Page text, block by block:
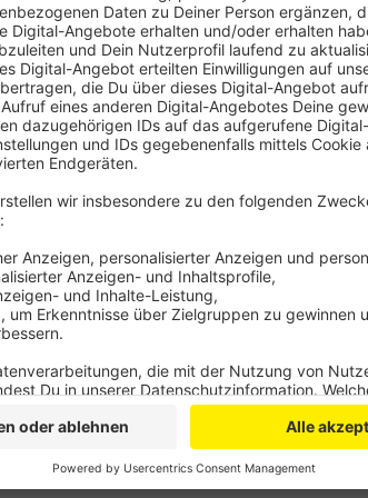
Anzeige
Die Luminaden sollen langfristig als
gestärkt werden, so die Verwaltung. Die
Perspektiven entwickeln. Seit Jahren hat
immer wieder mit Leerstand zu kämpfen.
Kampf ansagen. Finanziert wird das Ganze